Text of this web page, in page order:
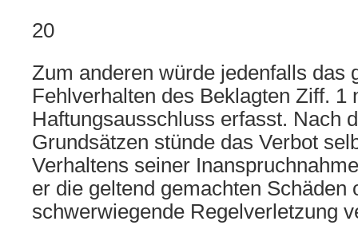
20
Zum anderen würde jedenfalls das
Fehlverhalten des Beklagten Ziff. 1
Haftungsausschluss erfasst. Nach
Grundsätzen stünde das Verbot
Verhaltens seiner
er die geltend gemachten Schäden
schwerwiegende Regelverletzung